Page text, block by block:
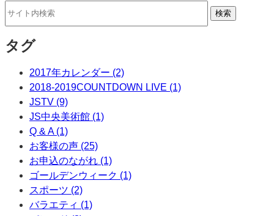
タグ
2017年カレンダー (2)
2018-2019COUNTDOWN LIVE (1)
JSTV (9)
JS中央美術館 (1)
Q & A (1)
お客様の声 (25)
お申込のながれ (1)
ゴールデンウィーク (1)
スポーツ (2)
バラエティ (1)